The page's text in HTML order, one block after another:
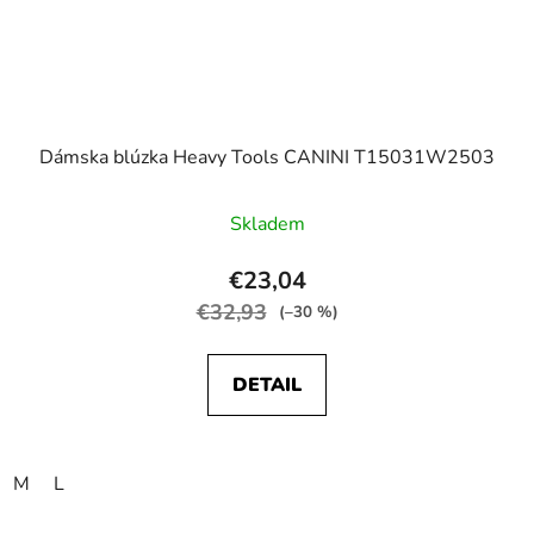
Dámska blúzka Heavy Tools CANINI T15031W2503
Skladem
€23,04
€32,93 (–30 %)
DETAIL
M L